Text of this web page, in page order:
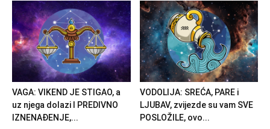
VAGA: VIKEND JE STIGAO, a
uz njega dolazi I PREDIVNO
IZNENAĐENJE,...
VODOLIJA: SREĆA, PARE i
LJUBAV, zvijezde su vam SVE
POSLOŽILE, ovo...